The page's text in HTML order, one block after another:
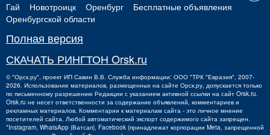
Гай Новотроицк Оренбург
Бесплатные объявления
Оренбургской области
Полная версия
СКАЧАТЬ РИНГТОН Orsk.ru
©"Орск.ру", проект ИП Савин В.В. Служба информации: ООО "ТРК "Евразия", 2007-
2026. Использование материалов, размещенных на сайте Орск.ру, допускается только
по письменному разрешению Редакции с указанием активной ссылки на сайт Orsk.ru.
Orsk.ru не несет ответственности за содержание объявлений, комментариев и
рекламных материалов. Комментарии к материалам сайта - это личное мнение
посетителей сайта. Любой автоматический экспорт содержимого сайта запрещен.
*Instagram, WhatsApp (Ватсап), Facebook (принадлежат корпорации Meta, запрещенной